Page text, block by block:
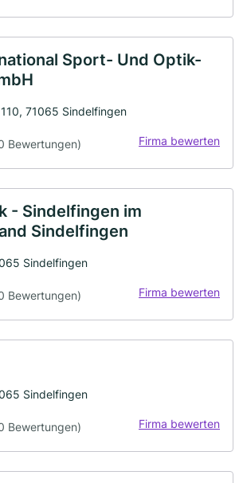
Sport- Und Optik-
71065 Sindelfingen
Bewertungen) Firma bewerten
- Sindelfingen im
Sindelfingen
Sindelfingen
Bewertungen) Firma bewerten
Sindelfingen
Bewertungen) Firma bewerten